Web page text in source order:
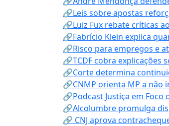
🔗Leis sobre apostas
🔗Luiz Fux rebate críticas
🔗Fabrício Klein explica
🔗Risco para empregos e
🔗TCDF cobra explicações
🔗Corte determina
🔗CNMP orienta MP a
🔗Podcast Justiça em
🔗Alcolumbre promulga
🔗 CNJ aprova